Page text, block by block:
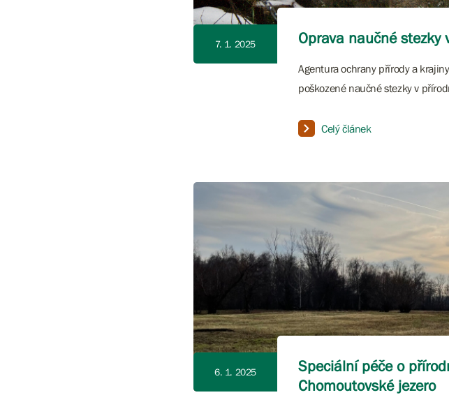
7. 1. 2025 Oprava naučné stezky
Agentura ochrany přírody a
poškozené naučné stezky v
Celý článek
6. 1. 2025
Speciální péče o
Chomoutovské jezero